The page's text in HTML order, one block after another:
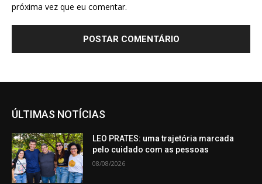
próxima vez que eu comentar.
ÚLTIMAS NOTÍCIAS
LEO PRATES: uma trajetória marcada
pelo cuidado com as pessoas
08/08/2026